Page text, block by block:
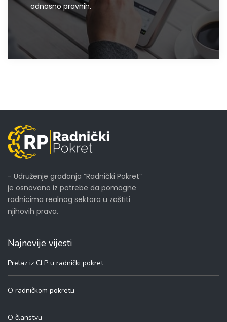
odnosno pravnih.
- Udruženje građanja “Radnički Pokret”
je osnovano iz potrebe da pomogne
radnicima realnog sektora u zaštiti
njihovih prava.
Najnovije vijesti
Prelaz iz CLP u radnički pokret
O radničkom pokretu
O članstvu